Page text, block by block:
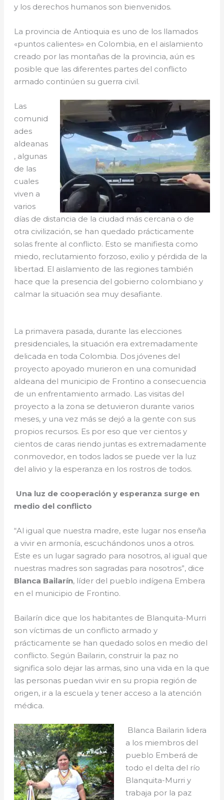
y los derechos humanos son bienvenidos.
La provincia de Antioquia es uno de los llamados
«puntos calientes» en Colombia, en el aislamiento
creado por las montañas de la provincia, aún es
posible que las diferentes partes del conflicto
armado continúen su guerra civil.
Las
comunid
ades
aldeanas
, algunas
de las
cuales
viven a
varios
días de distancia de la ciudad más cercana o de
otra civilización, se han quedado prácticamente
solas frente al conflicto. Esto se manifiesta como
miedo, reclutamiento forzoso, exilio y pérdida de la
libertad. El aislamiento de las regiones también
hace que la presencia del gobierno colombiano y
calmar la situación sea muy desafiante.
La primavera pasada, durante las elecciones
presidenciales, la situación era extremadamente
delicada en toda Colombia. Dos jóvenes del
proyecto apoyado murieron en una comunidad
aldeana del municipio de Frontino a consecuencia
de un enfrentamiento armado. Las visitas del
proyecto a la zona se detuvieron durante varios
meses, y una vez más se dejó a la gente con sus
propios recursos. Es por eso que ver cientos y
cientos de caras riendo juntas es extremadamente
conmovedor, en todos lados se puede ver la luz
del alivio y la esperanza en los rostros de todos.
Una luz de cooperación y esperanza surge en
medio del conflicto
“Al igual que nuestra madre, este lugar nos enseña
a vivir en armonía, escuchándonos unos a otros.
Este es un lugar sagrado para nosotros, al igual que
nuestras madres son sagradas para nosotros”, dice
Blanca Bailarín, líder del pueblo indígena Embera
en el municipio de Frontino.
Bailarín dice que los habitantes de Blanquita-Murri
son víctimas de un conflicto armado y
prácticamente se han quedado solos en medio del
conflicto. Según Bailarin, construir la paz no
significa solo dejar las armas, sino una vida en la que
las personas puedan vivir en su propia región de
origen, ir a la escuela y tener acceso a la atención
médica.
Blanca Bailarin lidera
a los miembros del
pueblo Emberá de
todo el delta del río
Blanquita-Murri y
trabaja por la paz